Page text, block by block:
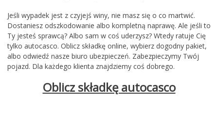
Jeśli wypadek jest z czyjejś winy, nie masz się o co martwić.
Dostaniesz odszkodowanie albo kompletną naprawę. Ale jeśli to
Ty jesteś sprawcą? Albo sam w coś uderzysz? Wtedy ratuje Cię
tylko autocasco. Oblicz składkę online, wybierz dogodny pakiet,
albo odwiedź nasze biuro ubezpieczeń. Zabezpieczymy Twój
pojazd. Dla każdego klienta znajdziemy coś dobrego.
Oblicz składkę autocasco